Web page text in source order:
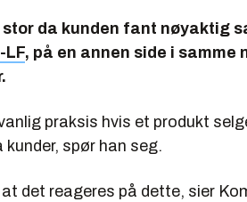
da kunden fant nøyaktig
LF, på en annen side i samme
praksis hvis et produkt
spør han seg.
det reageres på dette, sier